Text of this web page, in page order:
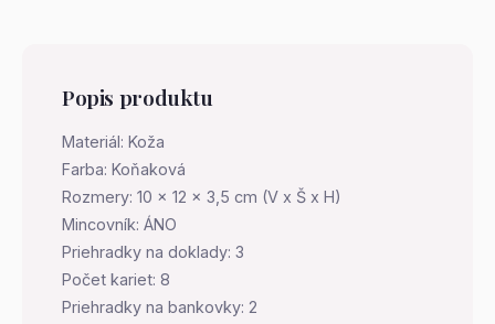
Popis produktu
Materiál: Koža
Farba: Koňaková
Rozmery: 10 x 12 x 3,5 cm (V x Š x H)
Mincovník: ÁNO
Priehradky na doklady: 3
Počet kariet: 8
Priehradky na bankovky: 2